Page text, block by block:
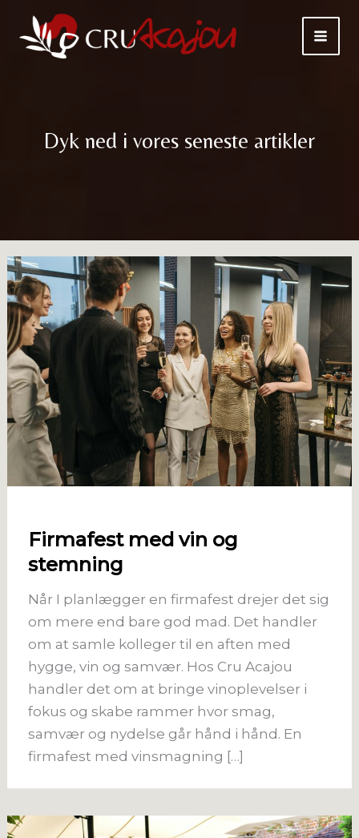
indholdet
Dyk ned i vores seneste artikler
Firmafest med vin og
stemning
Når I planlægger en firmafest drejer det sig
om mere end bare god mad. Det handler
om at samle kolleger til en aften med
hygge, vin og samvær. Hos Cru Acajou
handler det om at bringe vinoplevelser i
fokus og skabe rammer hvor smag,
samvær og nydelse går hånd i hånd. En
firmafest med vinsmagning […]